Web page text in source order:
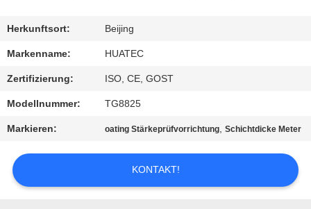
SIE
MIT
UNS
IN
VERBINDUNG
FORDERN
SIE EIN
Herkunftsort: Beijing
Markenname: HUATEC
Zertifizierung: ISO, CE, GOST
Modellnummer: TG8825
Markieren: oating Stärkeprüfvorrichtung,Schichtdicke Meter
KONTAKT!